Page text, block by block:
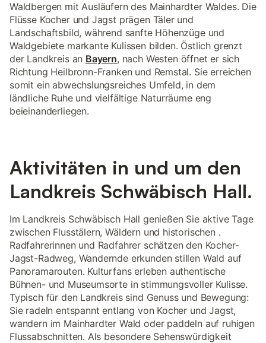
Waldbergen mit Ausläufern des Mainhardter Waldes. Die
Flüsse Kocher und Jagst prägen Täler und
Landschaftsbild, während sanfte Höhenzüge und
Waldgebiete markante Kulissen bilden. Östlich grenzt
der Landkreis an Bayern, nach Westen öffnet er sich
Richtung Heilbronn-Franken und Remstal. Sie erreichen
somit ein abwechslungsreiches Umfeld, in dem
ländliche Ruhe und vielfältige Naturräume eng
beieinanderliegen.
Aktivitäten in und um den
Landkreis Schwäbisch Hall.
Im Landkreis Schwäbisch Hall genießen Sie aktive Tage
zwischen Flusstälern, Wäldern und historischen .
Radfahrerinnen und Radfahrer schätzen den Kocher-
Jagst-Radweg, Wandernde erkunden stillen Wald auf
Panoramarouten. Kulturfans erleben authentische
Bühnen- und Museumsorte in stimmungsvoller Kulisse.
Typisch für den Landkreis sind Genuss und Bewegung:
Sie radeln entspannt entlang von Kocher und Jagst,
wandern im Mainhardter Wald oder paddeln auf ruhigen
Flussabschnitten. Als besondere Sehenswürdigkeit